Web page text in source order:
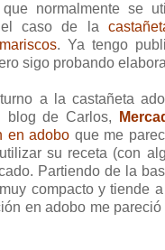
normalmente se
caso de la
. Ya tengo
sigo probando
a la castañeta
de Carlos,
en adobo que me
su receta (con
Partiendo de la
compacto y tiende
en adobo me